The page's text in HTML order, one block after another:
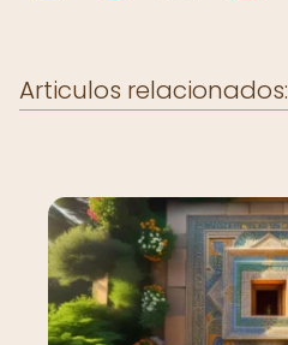
Articulos relacionados: